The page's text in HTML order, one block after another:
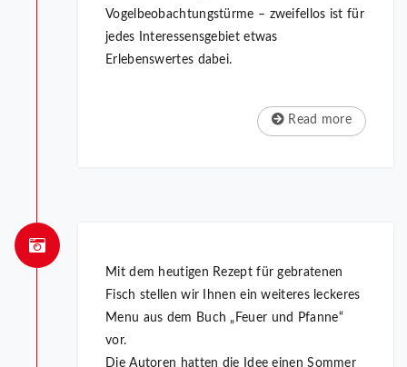
Vogelbeobachtungstürme – zweifellos ist für
jedes Interessensgebiet etwas
Erlebenswertes dabei.
Read more
Mit dem heutigen Rezept für gebratenen
Fisch stellen wir Ihnen ein weiteres leckeres
Menu aus dem Buch „Feuer und Pfanne“
vor.
Die Autoren hatten die Idee einen Sommer